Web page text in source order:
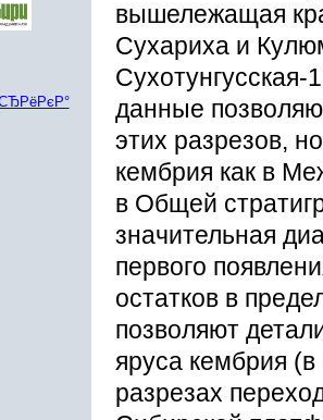
вышележащая
Сухариха и
данные
этих разрезов,
кембрия как в
в Общей
значительная
первого
остатков в
позволяют
яруса кембрия
разрезах